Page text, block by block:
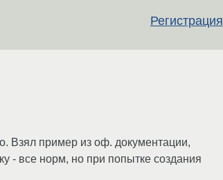
Регистрация
Взял пример из оф. документации,
- все норм, но при попытке создания